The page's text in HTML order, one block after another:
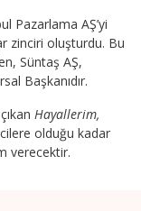
Pazar­lama AŞ’yi
zinciri oluşturdu. Bu
Süntaş AŞ,
Başkanıdır.
Hayallerim,
olduğu kadar
verecektir.